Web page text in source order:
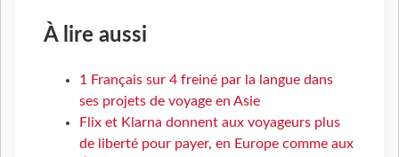
À lire aussi
1 Français sur 4 freiné par la langue dans
ses projets de voyage en Asie
Flix et Klarna donnent aux voyageurs plus
de liberté pour payer, en Europe comme aux